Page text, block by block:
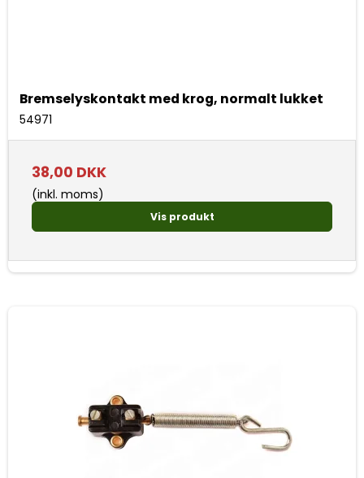
Bremselyskontakt med krog, normalt lukket
54971
38,00 DKK
(inkl. moms)
Vis produkt